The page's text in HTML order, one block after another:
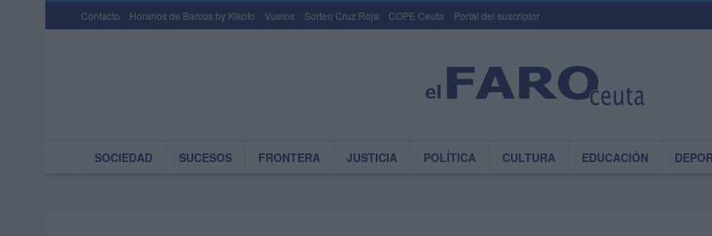
Contacto Horarios de Barcos by Kikoto Vuelos Sorteo Cruz Roja COPE Ceuta Portal del suscriptor
SOCIEDAD SUCESOS FRONTERA JUSTICIA POLÍTICA CULTURA EDUCACIÓN